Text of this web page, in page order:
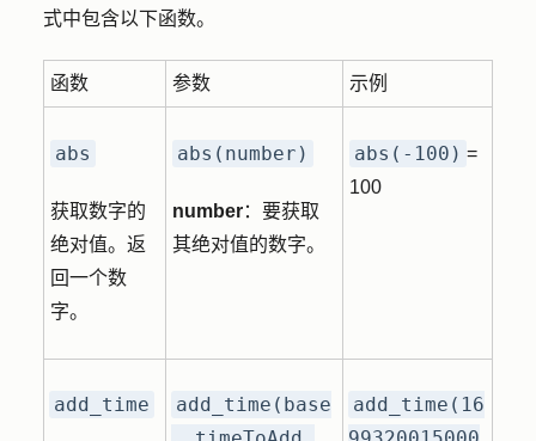
式中包含以下函数。
函数 参数 示例
abs
获取数字的
绝对值。返
回一个数
字。
abs(number)
number：要获取
其绝对值的数字。
abs(-100) =
100
add_time
add_time(base
add_time(16